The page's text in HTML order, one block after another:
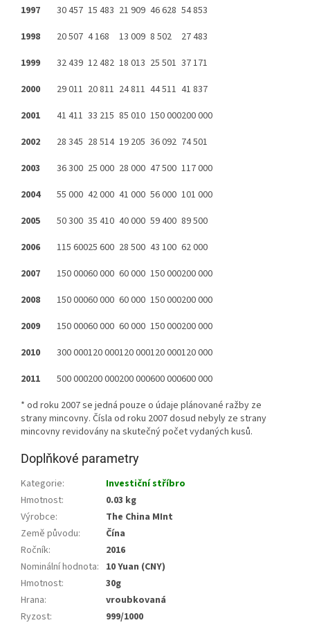
1997
30 457 15 483 21 909 46 628 54 853
1998
20 507 4 168 13 009 8 502
27 483
1999
32 439 12 482 18 013 25 501 37 171
2000
29 011 20 811 24 811 44 511 41 837
2001
41 411 33 215 85 010 150 000200 000
2002
28 345 28 514 19 205 36 092 74 501
2003
36 300 25 000 28 000 47 500 117 000
2004
55 000 42 000 41 000 56 000 101 000
2005
50 300 35 410 40 000 59 400 89 500
2006
115 60025 600 28 500 43 100 62 000
2007
150 00060 000 60 000 150 000200 000
2008
150 00060 000 60 000 150 000200 000
2009
150 00060 000 60 000 150 000200 000
2010
300 000120 000120 000120 000120 000
2011
500 000200 000200 000600 000600 000
* od roku 2007 se jedná pouze o údaje plánované ražby ze
strany mincovny. Čísla od roku 2007 dosud nebyly ze strany
mincovny revidovány na skutečný počet vydaných kusů.
Doplňkové parametry
Kategorie:
Investiční stříbro
Hmotnost:
0.03 kg
Výrobce:
The China MInt
Země původu:
Čína
Ročník:
2016
Nominální hodnota: 10 Yuan (CNY)
Hmotnost:
30g
Hrana:
vroubkovaná
Ryzost:
999/1000